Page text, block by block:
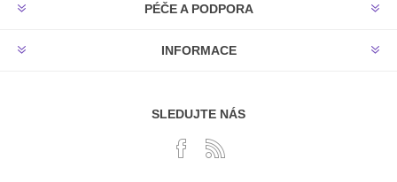
PÉČE A PODPORA
INFORMACE
SLEDUJTE NÁS